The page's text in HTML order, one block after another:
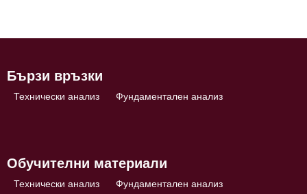
Бързи връзки
Технически анализ Фундаментален анализ
Обучителни материали
Технически анализ Фундаментален анализ